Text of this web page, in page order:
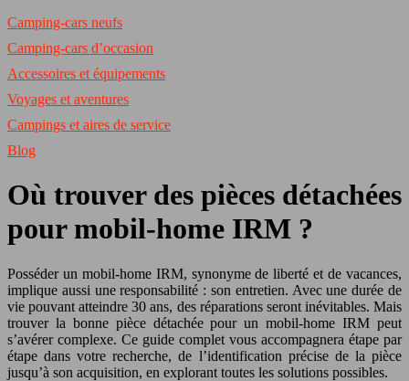
Camping-cars neufs
Camping-cars d’occasion
Accessoires et équipements
Voyages et aventures
Campings et aires de service
Blog
Où trouver des pièces détachées
pour mobil-home IRM ?
Posséder un mobil-home IRM, synonyme de liberté et de vacances,
implique aussi une responsabilité : son entretien. Avec une durée de
vie pouvant atteindre 30 ans, des réparations seront inévitables. Mais
trouver la bonne pièce détachée pour un mobil-home IRM peut
s’avérer complexe. Ce guide complet vous accompagnera étape par
étape dans votre recherche, de l’identification précise de la pièce
jusqu’à son acquisition, en explorant toutes les solutions possibles.